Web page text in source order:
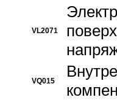
VL2071
VQ015